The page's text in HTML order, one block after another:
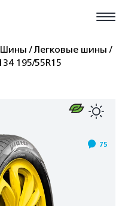
Шины
Легковые шины
195/55R15
75